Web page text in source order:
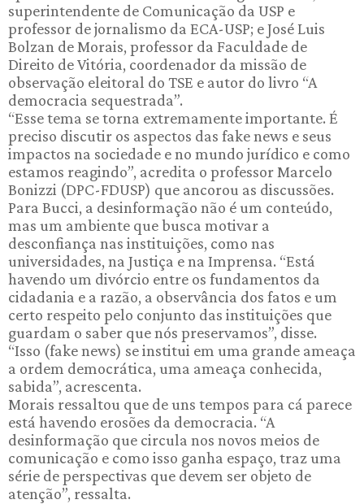
superintendente de Comunicação da USP e
professor de jornalismo da ECA-USP; e José Luis
Bolzan de Morais, professor da Faculdade de
Direito de Vitória, coordenador da missão de
observação eleitoral do TSE e autor do livro “A
democracia sequestrada”.
“Esse tema se torna extremamente importante. É
preciso discutir os aspectos das fake news e seus
impactos na sociedade e no mundo jurídico e como
estamos reagindo”, acredita o professor Marcelo
Bonizzi (DPC-FDUSP) que ancorou as discussões.
Para Bucci, a desinformação não é um conteúdo,
mas um ambiente que busca motivar a
desconfiança nas instituições, como nas
universidades, na Justiça e na Imprensa. “Está
havendo um divórcio entre os fundamentos da
cidadania e a razão, a observância dos fatos e um
certo respeito pelo conjunto das instituições que
guardam o saber que nós preservamos”, disse.
“Isso (fake news) se institui em uma grande ameaça
a ordem democrática, uma ameaça conhecida,
sabida”, acrescenta.
Morais ressaltou que de uns tempos para cá parece
está havendo erosões da democracia. “A
desinformação que circula nos novos meios de
comunicação e como isso ganha espaço, traz uma
série de perspectivas que devem ser objeto de
atenção”, ressalta.